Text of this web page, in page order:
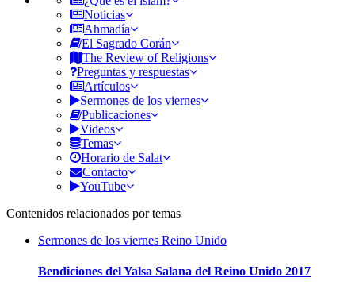
Noticias
Ahmadía
El Sagrado Corán
The Review of Religions
Preguntas y respuestas
Artículos
Sermones de los viernes
Publicaciones
Videos
Temas
Horario de Salat
Contacto
YouTube
Contenidos relacionados por temas
Sermones de los viernes Reino Unido
Bendiciones del Yalsa Salana del Reino Unido 2017